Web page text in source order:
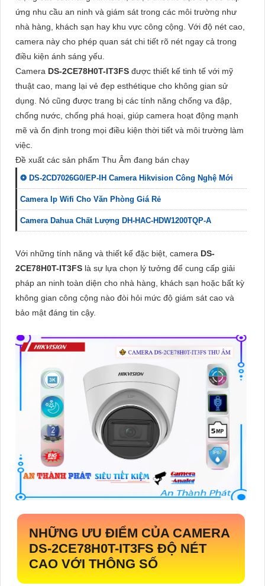
ứng nhu cầu an ninh và giám sát trong các môi trường như
nhà hàng, khách sạn hay khu vực công cộng. Với độ nét cao,
camera này cho phép quan sát chi tiết rõ nét ngay cả trong
điều kiện ánh sáng yếu.
Camera DS-2CE78H0T-IT3FS được thiết kế tinh tế với mỹ
thuật cao, mang lại vẻ đẹp esthétique cho không gian sử
dụng. Nó cũng được trang bị các tính năng chống va đập,
chống nước, chống phá hoại, giúp camera hoạt động mạnh
mẽ và ổn định trong mọi điều kiện thời tiết và môi trường làm
việc.
Đề xuất các sản phẩm Thu Âm đang bán chạy
❂ DS-2CD7026G0/EP-IH Camera Hikvision Công Nghệ Mới
Camera Ip Wifi Cho Văn Phòng Giá Rẻ
Camera Dahua Chất Lượng DH-HAC-HDW1200TQP-A
Với những tính năng và thiết kế đặc biệt, camera DS-
2CE78H0T-IT3FS là sự lựa chọn lý tưởng để cung cấp giải
pháp an ninh toàn diện cho nhà hàng, khách sạn hoặc bất kỳ
không gian công cộng nào đòi hỏi mức độ giám sát cao và
bảo mật đáng tin cậy.
NHỮNG ƯU ĐIỂM CỦA CAMERA
DS-2CE78H0T-IT3FS ĐỘ NÉT
CAO VỚI THÔNG SỐ